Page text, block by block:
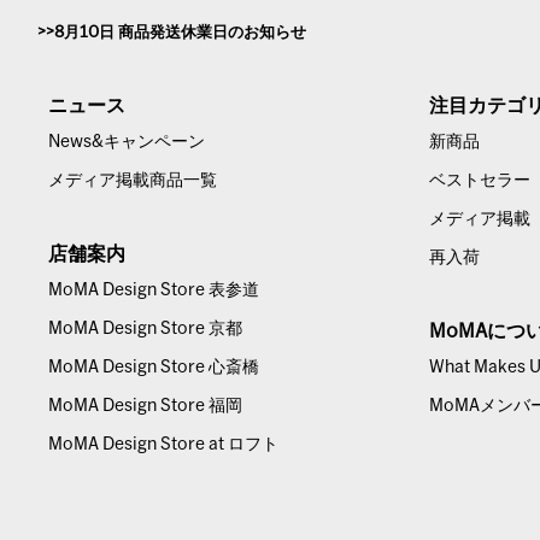
8月10日 商品発送休業日のお知らせ
ニュース
News&キャンペーン
メディア掲載商品一覧
店舗案内
MoMA Design Store 表参道
MoMA Design Store 京都
MoMA Design Store 心斎橋
MoMA Design Store 福岡
MoMA Design Store at ロフト
注目カテゴ
新商品
ベストセラー
メディア掲載
再入荷
MoMAにつ
What Makes
MoMAメンバ